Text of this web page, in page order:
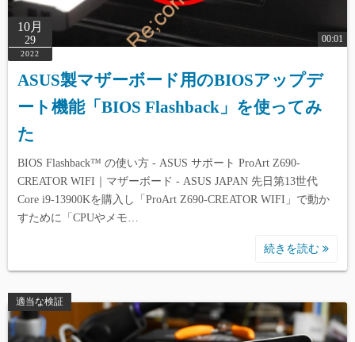
10月
29
2022
00:01
ASUS製マザーボード用のBIOSアップデ
ート機能「BIOS Flashback」を使ってみ
た
BIOS Flashback™ の使い方 - ASUS サポート ProArt Z690-
CREATOR WIFI｜マザーボード - ASUS JAPAN 先日第13世代
Core i9-13900Kを購入し「ProArt Z690-CREATOR WIFI」で動か
すために「CPUやメモ…
続きを読む
適当な検証